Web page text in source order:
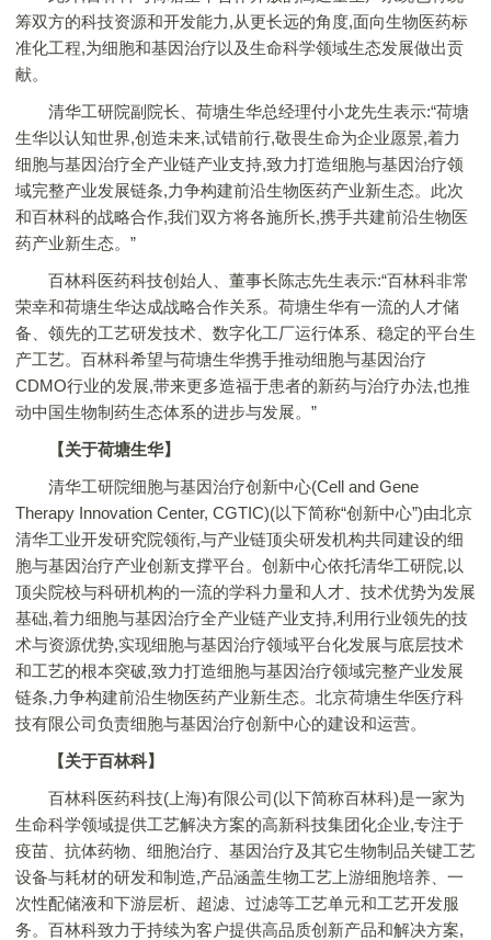
筹双方的科技资源和开发能力,从更长远的角度,面向生物医药标
准化工程,为细胞和基因治疗以及生命科学领域生态发展做出贡
献。
清华工研院副院长、荷塘生华总经理付小龙先生表示:“荷塘
生华以认知世界,创造未来,试错前行,敬畏生命为企业愿景,着力
细胞与基因治疗全产业链产业支持,致力打造细胞与基因治疗领
域完整产业发展链条,力争构建前沿生物医药产业新生态。此次
和百林科的战略合作,我们双方将各施所长,携手共建前沿生物医
药产业新生态。”
百林科医药科技创始人、董事长陈志先生表示:“百林科非常
荣幸和荷塘生华达成战略合作关系。荷塘生华有一流的人才储
备、领先的工艺研发技术、数字化工厂运行体系、稳定的平台生
产工艺。百林科希望与荷塘生华携手推动细胞与基因治疗
CDMO行业的发展,带来更多造福于患者的新药与治疗办法,也推
动中国生物制药生态体系的进步与发展。”
【关于荷塘生华】
清华工研院细胞与基因治疗创新中心(Cell and Gene
Therapy Innovation Center, CGTIC)(以下简称“创新中心”)由北京
清华工业开发研究院领衔,与产业链顶尖研发机构共同建设的细
胞与基因治疗产业创新支撑平台。创新中心依托清华工研院,以
顶尖院校与科研机构的一流的学科力量和人才、技术优势为发展
基础,着力细胞与基因治疗全产业链产业支持,利用行业领先的技
术与资源优势,实现细胞与基因治疗领域平台化发展与底层技术
和工艺的根本突破,致力打造细胞与基因治疗领域完整产业发展
链条,力争构建前沿生物医药产业新生态。北京荷塘生华医疗科
技有限公司负责细胞与基因治疗创新中心的建设和运营。
【关于百林科】
百林科医药科技(上海)有限公司(以下简称百林科)是一家为
生命科学领域提供工艺解决方案的高新科技集团化企业,专注于
疫苗、抗体药物、细胞治疗、基因治疗及其它生物制品关键工艺
设备与耗材的研发和制造,产品涵盖生物工艺上游细胞培养、一
次性配储液和下游层析、超滤、过滤等工艺单元和工艺开发服
务。百林科致力于持续为客户提供高品质创新产品和解决方案,